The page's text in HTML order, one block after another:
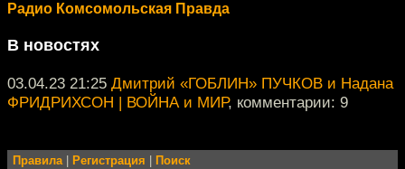
Радио Комсомольская Правда
В новостях
03.04.23 21:25 Дмитрий «ГОБЛИН» ПУЧКОВ и Надана
ФРИДРИХСОН | ВОЙНА и МИР, комментарии: 9
Правила| Регистрация Поиск